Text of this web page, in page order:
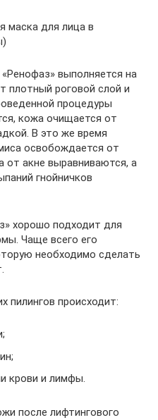
маска для лица в
выполняется на
плотный роговой слой и
процедуры
кожа очищается от
В это же время
освобождается от
от акне выравниваются, а
гнойничков
хорошо подходит для
Чаще всего его
необходимо сделать
пилингов происходит:
крови и лимфы.
после лифтингового